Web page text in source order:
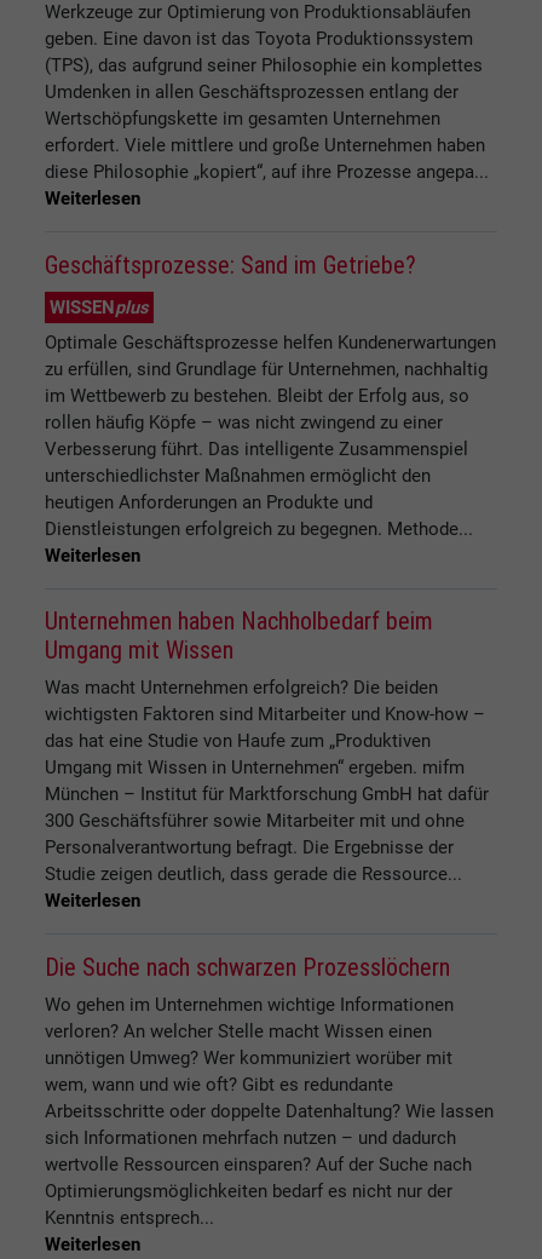
Werkzeuge zur Optimierung von Produktionsabläufen
geben. Eine davon ist das Toyota Produktionssystem
(TPS), das aufgrund seiner Philosophie ein komplettes
Umdenken in allen Geschäftsprozessen entlang der
Wertschöpfungskette im gesamten Unternehmen
erfordert. Viele mittlere und große Unternehmen haben
diese Philosophie „kopiert“, auf ihre Prozesse angepa...
Weiterlesen
Geschäftsprozesse: Sand im Getriebe?
WISSENplus
Optimale Geschäftsprozesse helfen Kundenerwartungen
zu erfüllen, sind Grundlage für Unternehmen, nachhaltig
im Wettbewerb zu bestehen. Bleibt der Erfolg aus, so
rollen häufig Köpfe – was nicht zwingend zu einer
Verbesserung führt. Das intelligente Zusammenspiel
unterschiedlichster Maßnahmen ermöglicht den
heutigen Anforderungen an Produkte und
Dienstleistungen erfolgreich zu begegnen. Methode...
Weiterlesen
Unternehmen haben Nachholbedarf beim
Umgang mit Wissen
Was macht Unternehmen erfolgreich? Die beiden
wichtigsten Faktoren sind Mitarbeiter und Know-how –
das hat eine Studie von Haufe zum „Produktiven
Umgang mit Wissen in Unternehmen“ ergeben. mifm
München – Institut für Marktforschung GmbH hat dafür
300 Geschäftsführer sowie Mitarbeiter mit und ohne
Personalverantwortung befragt. Die Ergebnisse der
Studie zeigen deutlich, dass gerade die Ressource...
Weiterlesen
Die Suche nach schwarzen Prozesslöchern
Wo gehen im Unternehmen wichtige Informationen
verloren? An welcher Stelle macht Wissen einen
unnötigen Umweg? Wer kommuniziert worüber mit
wem, wann und wie oft? Gibt es redundante
Arbeitsschritte oder doppelte Datenhaltung? Wie lassen
sich Informationen mehrfach nutzen – und dadurch
wertvolle Ressourcen einsparen? Auf der Suche nach
Optimierungsmöglichkeiten bedarf es nicht nur der
Kenntnis entsprech...
Weiterlesen